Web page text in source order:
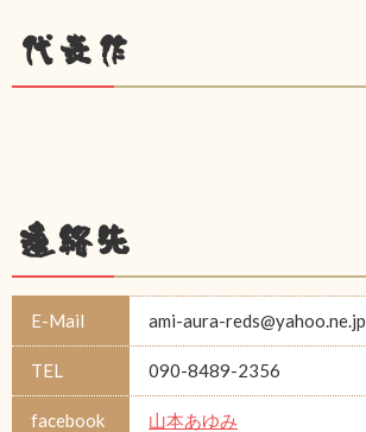
代表作
連絡先
E-Mail ami-aura-reds@yahoo.ne.jp
TEL 090-8489-2356
facebook 山本あゆみ